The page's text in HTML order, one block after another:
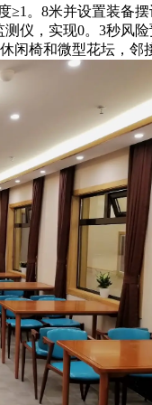
≥1。8米并设置装
仪，实现0。3秒风
椅和微型花坛，